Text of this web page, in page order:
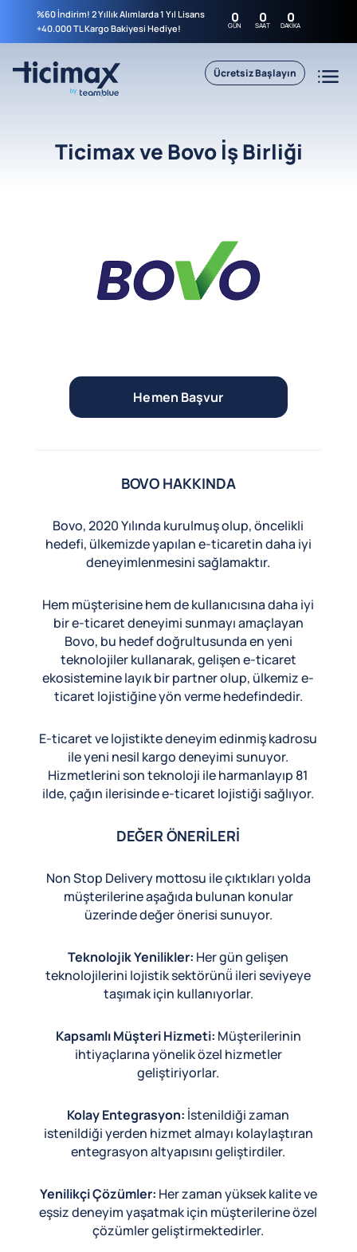
%60 İndirim! 2 Yıllık Alımlarda 1 Yıl Lisans
+40.000 TL Kargo Bakiyesi Hediye!
0
GÜN 0
SAAT 0
DAKIKA
Ücretsiz Başlayın
Ticimax ve Bovo İş Birliği
Hemen Başvur
BOVO HAKKINDA
Bovo, 2020 Yılında kurulmuş olup, öncelikli
hedefi, ülkemizde yapılan e-ticaretin daha iyi
deneyimlenmesini sağlamaktır.
Hem müşterisine hem de kullanıcısına daha iyi
bir e-ticaret deneyimi sunmayı amaçlayan
Bovo, bu hedef doğrultusunda en yeni
teknolojiler kullanarak, gelişen e-ticaret
ekosistemine layık bir partner olup, ülkemiz e-
ticaret lojistiğine yön verme hedefindedir.
E-ticaret ve lojistikte deneyim edinmiş kadrosu
ile yeni nesil kargo deneyimi sunuyor.
Hizmetlerini son teknoloji ile harmanlayıp 81
ilde, çağın ilerisinde e-ticaret lojistiği sağlıyor.
DEĞER ÖNERİLERİ
Non Stop Delivery mottosu ile çıktıkları yolda
müşterilerine aşağıda bulunan konular
üzerinde değer önerisi sunuyor.
Teknolojik Yenilikler: Her gün gelişen
teknolojilerini lojistik sektörünü̈ ileri seviyeye
taşımak için kullanıyorlar.
Kapsamlı Müşteri Hizmeti: Müşterilerinin
ihtiyaçlarına yönelik özel hizmetler
geliştiriyorlar.
Kolay Entegrasyon: İstenildiği zaman
istenildiği yerden hizmet almayı kolaylaştıran
entegrasyon altyapısını geliştirdiler.
Yenilikçi Çözümler: Her zaman yüksek kalite ve
eşsiz deneyim yaşatmak için müşterilerine özel
çözümler geliştirmektedirler.